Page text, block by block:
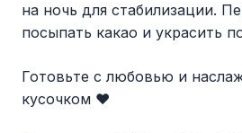
на ночь для стабилизации.
посыпать какао и украсить
Готовьте с любовью и
кусочком ❤️